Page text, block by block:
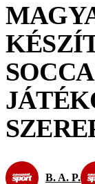
B. A. P.